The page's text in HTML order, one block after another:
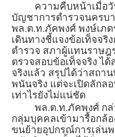
ความคืบหน้าเมื่อวั
บัญชาการตำรวจนครบ
พล.ต.ท.ภัคพงศ์ พงษ์เภ
เดินทางชี้แจงข้อเท็จจริ
ตำรวจ สภาผู้แทนราษฎ
ตรวจสอบข้อเท็จจริง ไ
จริงแล้ว สรุปได้ว่าสถา
พนันจริง แต่จะเปิดลักล
เท่าไรยังไม่แน่ชัด
พล.ต.ท.ภัคพงศ์ กล่
กลุ่มบุคคลเข้ามารื้อกล้
ขนย้ายอุปกรณ์การเล่น